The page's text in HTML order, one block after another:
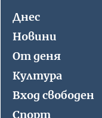
Днес
Новини
От деня
Култура
Вход свободен
Спорт